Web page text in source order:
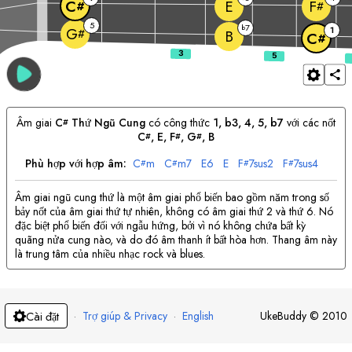
G# 5
B b7
C# 1
C# E F#
Âm giai C# Thứ Ngũ Cung có công thức 1, b3, 4, 5, b7 với các nốt
C#, E, F#, G#, B
Phù hợp với hợp âm: C#m C#m7 E6 E F#7sus2 F#7sus4
Âm giai ngũ cung thứ là một âm giai phổ biến bao gồm năm trong số
bảy nốt của âm giai thứ tự nhiên, không có âm giai thứ 2 và thứ 6. Nó
đặc biệt phổ biến đối với ngẫu hứng, bởi vì nó không chứa bất kỳ
quãng nửa cung nào, và do đó âm thanh ít bất hòa hơn. Thang âm này
là trung tâm của nhiều nhạc rock và blues.
Cài đặt · Trợ giúp & Privacy · English UkeBuddy © 2010